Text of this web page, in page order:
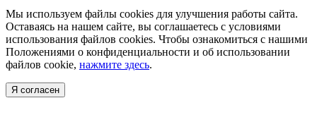
Мы используем файлы cookies для улучшения работы сайта.
Оставаясь на нашем сайте, вы соглашаетесь с условиями
использования файлов cookies. Чтобы ознакомиться с нашими
Положениями о конфиденциальности и об использовании
файлов cookie, нажмите здесь.
Я согласен